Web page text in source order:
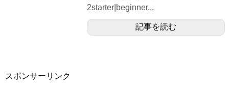
2starter|beginner...
記事を読む
スポンサーリンク